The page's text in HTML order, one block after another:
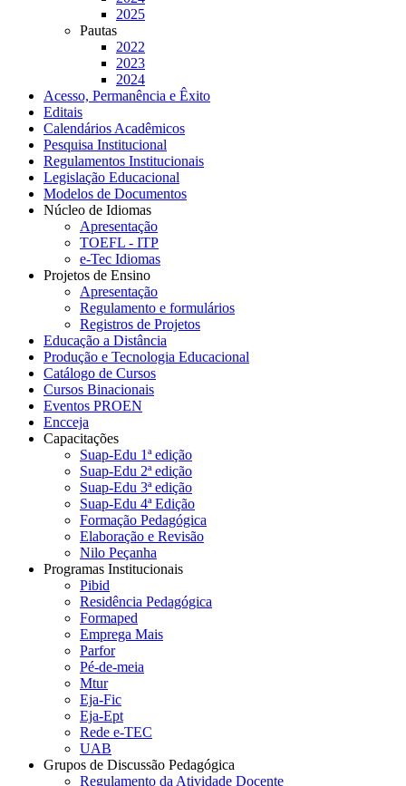
2025
Pautas
2022
2023
2024
Acesso, Permanência e Êxito
Editais
Calendários Acadêmicos
Pesquisa Institucional
Regulamentos Institucionais
Legislação Educacional
Modelos de Documentos
Núcleo de Idiomas
Apresentação
TOEFL - ITP
e-Tec Idiomas
Projetos de Ensino
Apresentação
Regulamento e formulários
Registros de Projetos
Educação a Distância
Produção e Tecnologia Educacional
Catálogo de Cursos
Cursos Binacionais
Eventos PROEN
Encceja
Capacitações
Suap-Edu 1ª edição
Suap-Edu 2ª edição
Suap-Edu 3ª edição
Suap-Edu 4ª Edição
Formação Pedagógica
Elaboração e Revisão
Nilo Peçanha
Programas Institucionais
Pibid
Residência Pedagógica
Formaped
Emprega Mais
Parfor
Pé-de-meia
Mtur
Eja-Fic
Eja-Ept
Rede e-TEC
UAB
Grupos de Discussão Pedagógica
Regulamento da Atividade Docente